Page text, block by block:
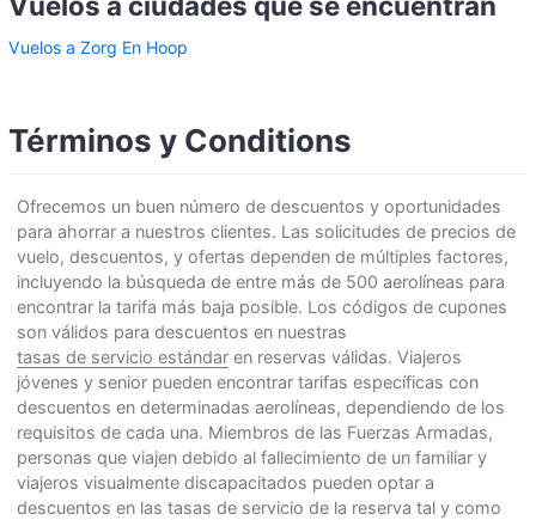
Vuelos a Zorg En Hoop
Términos y Conditions
Ofrecemos un buen número de descuentos y oportunidades
para ahorrar a nuestros clientes. Las solicitudes de precios de
vuelo, descuentos, y ofertas dependen de múltiples factores,
incluyendo la búsqueda de entre más de 500 aerolíneas para
encontrar la tarifa más baja posible. Los códigos de cupones
son válidos para descuentos en nuestras
tasas de servicio estándar en reservas válidas. Viajeros
jóvenes y senior pueden encontrar tarifas específicas con
descuentos en determinadas aerolíneas, dependiendo de los
requisitos de cada una. Miembros de las Fuerzas Armadas,
personas que viajen debido al fallecimiento de un familiar y
viajeros visualmente discapacitados pueden optar a
descuentos en las tasas de servicio de la reserva tal y como